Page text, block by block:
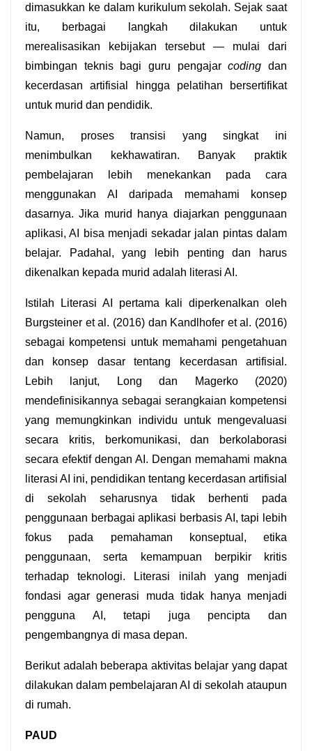
dimasukkan ke dalam kurikulum sekolah. Sejak saat
itu, berbagai langkah dilakukan untuk
merealisasikan kebijakan tersebut — mulai dari
bimbingan teknis bagi guru pengajar coding dan
kecerdasan artifisial hingga pelatihan bersertifikat
untuk murid dan pendidik.
Namun, proses transisi yang singkat ini
menimbulkan kekhawatiran. Banyak praktik
pembelajaran lebih menekankan pada cara
menggunakan AI daripada memahami konsep
dasarnya. Jika murid hanya diajarkan penggunaan
aplikasi, AI bisa menjadi sekadar jalan pintas dalam
belajar. Padahal, yang lebih penting dan harus
dikenalkan kepada murid adalah literasi AI.
Istilah Literasi AI pertama kali diperkenalkan oleh
Burgsteiner et al. (2016) dan Kandlhofer et al. (2016)
sebagai kompetensi untuk memahami pengetahuan
dan konsep dasar tentang kecerdasan artifisial.
Lebih lanjut, Long dan Magerko (2020)
mendefinisikannya sebagai serangkaian kompetensi
yang memungkinkan individu untuk mengevaluasi
secara kritis, berkomunikasi, dan berkolaborasi
secara efektif dengan AI. Dengan memahami makna
literasi AI ini, pendidikan tentang kecerdasan artifisial
di sekolah seharusnya tidak berhenti pada
penggunaan berbagai aplikasi berbasis AI, tapi lebih
fokus pada pemahaman konseptual, etika
penggunaan, serta kemampuan berpikir kritis
terhadap teknologi. Literasi inilah yang menjadi
fondasi agar generasi muda tidak hanya menjadi
pengguna AI, tetapi juga pencipta dan
pengembangnya di masa depan.
Berikut adalah beberapa aktivitas belajar yang dapat
dilakukan dalam pembelajaran AI di sekolah ataupun
di rumah.
PAUD